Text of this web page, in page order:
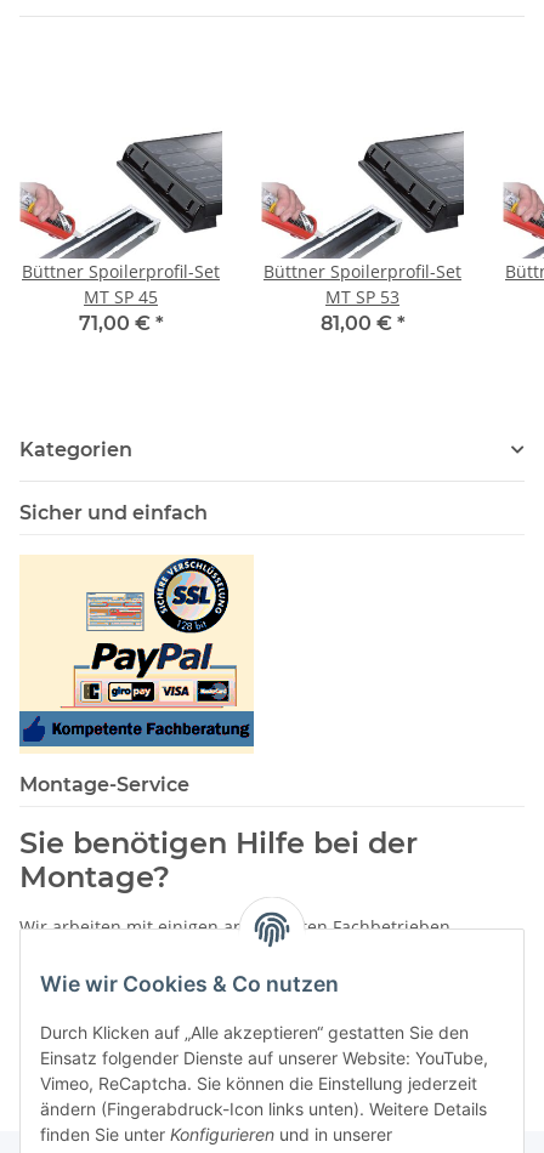
Wie wir Cookies & Co nutzen
Durch Klicken auf „Alle akzeptieren“ gestatten Sie den
Einsatz folgender Dienste auf unserer Website: YouTube,
Vimeo, ReCaptcha. Sie können die Einstellung jederzeit
ändern (Fingerabdruck-Icon links unten). Weitere Details
finden Sie unter Konfigurieren und in unserer
Büttner Spoilerprofil-Set
MT SP 45
71,00 € *
Büttner Spoilerprofil-Set
MT SP 53
81,00 € *
Kategorien
Sicher und einfach
Montage-Service
Sie benötigen Hilfe bei der
Montage?
Wir arbeiten mit einigen anerkannten Fachbetrieben
Rufen Sie uns einfach an:
oder schreiben Sie uns eine eMail!